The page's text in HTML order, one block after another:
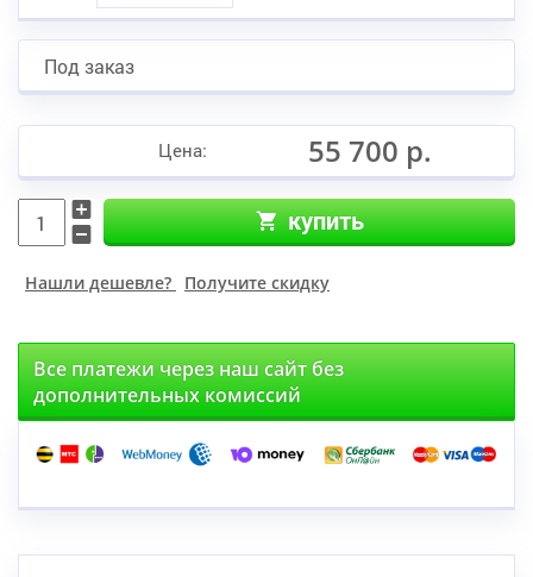
Под заказ
Цена: 55 700 р.
купить
Нашли дешевле? Получите скидку
Все платежи через наш сайт без
дополнительных комиссий